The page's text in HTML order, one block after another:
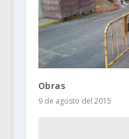
Obras
9 de agosto del 2015